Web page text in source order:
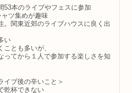
53本のライブやフェスに参加
ツ集めが趣味
。関東近郊のライブハウスに良く出
い
ことも多いが、
ってから１人で参加する楽しさを知
ブ後の辛いこと＞
乾杯できない